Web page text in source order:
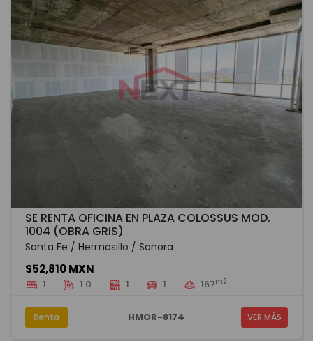
SE RENTA OFICINA EN PLAZA COLOSSUS MOD.
1004 (OBRA GRIS)
Santa Fe / Hermosillo / Sonora
$52,810 MXN
1 1.0 1 1 167m2
Renta HMOR-8174 VER MÁS